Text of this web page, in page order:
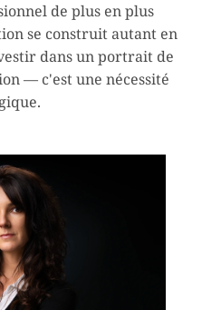
de plus en plus
se construit autant en
dans un portrait de
— c'est une nécessité